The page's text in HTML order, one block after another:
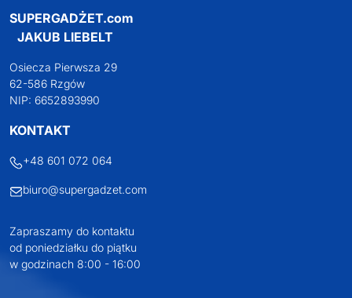
SUPERGADŻET.com
JAKUB LIEBELT
Osiecza Pierwsza 29
62-586 Rzgów
NIP: 6652893990
KONTAKT
+48 601 072 064
biuro@supergadzet.com
Zapraszamy do kontaktu
od poniedziałku do piątku
w godzinach 8:00 - 16:00